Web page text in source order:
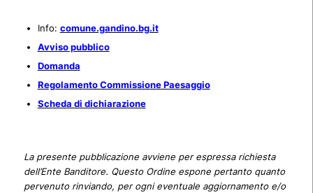
Info: comune.gandino.bg.it
Avviso pubblico
Domanda
Regolamento Commissione Paesaggio
Scheda di dichiarazione
La presente pubblicazione avviene per espressa richiesta
dell’Ente Banditore. Questo Ordine espone pertanto quanto
pervenuto rinviando, per ogni eventuale aggiornamento e/o